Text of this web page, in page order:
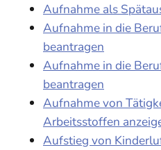
Aufnahme als
Aufnahme in die
beantragen
Aufnahme in die
beantragen
Aufnahme von
Arbeitsstoffen
Aufstieg von